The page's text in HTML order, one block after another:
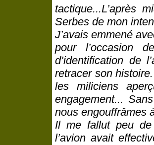
tactique...L’après
Serbes de mon
J’avais emmené
pour l’occasion
d’identification de
retracer son
les miliciens
engagement...
nous engouffrâmes
Il me fallut peu de
l’avion avait